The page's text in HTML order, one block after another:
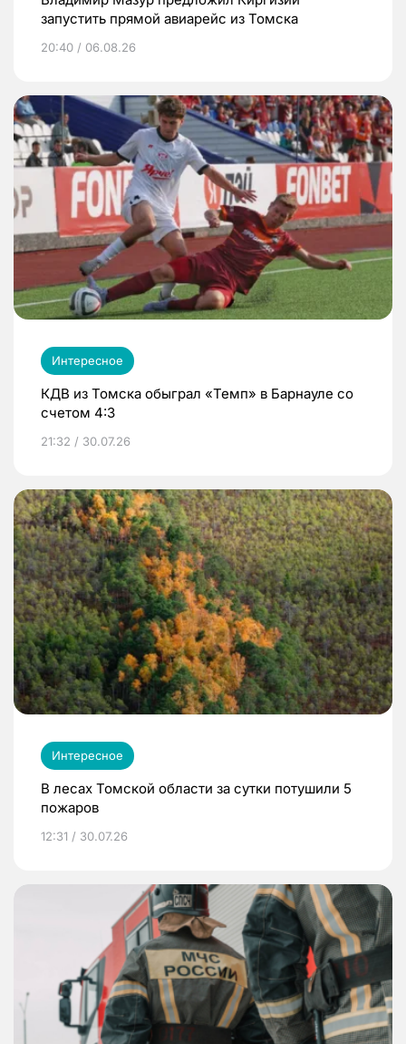
запустить прямой авиарейс из Томска
20:40 / 06.08.26
Интересное
КДВ из Томска обыграл «Темп» в Барнауле со
счетом 4:3
21:32 / 30.07.26
Интересное
В лесах Томской области за сутки потушили 5
пожаров
12:31 / 30.07.26